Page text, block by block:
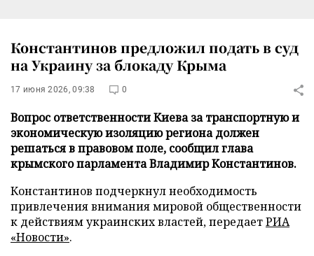
Константинов предложил подать в суд
на Украину за блокаду Крыма
17 июня 2026, 09:38 0
Вопрос ответственности Киева за транспортную и
экономическую изоляцию региона должен
решаться в правовом поле, сообщил глава
крымского парламента Владимир Константинов.
Константинов подчеркнул необходимость
привлечения внимания мировой общественности
к действиям украинских властей, передаетРИА
«Новости».